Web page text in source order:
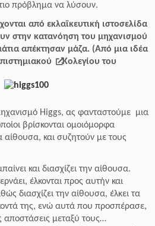
πρόβλημα να λύσουν.
από εκλαϊκευτική ιστοσελίδα
στην κατανόηση του μηχανισμού
απέκτησαν μάζα. (Από μια ιδέα
Κολεγίου του
Higgs, ας φανταστούμε μια
βρίσκονται ομοιόμορφα
αίθουσα, και συζητούν με τους
και διασχίζει την αίθουσα.
έλκονται προς αυτήν και
διασχίζει την αίθουσα, έλκει τα
της, ενώ αυτά που προσπέρασε,
αποστάσεις μεταξύ τους…